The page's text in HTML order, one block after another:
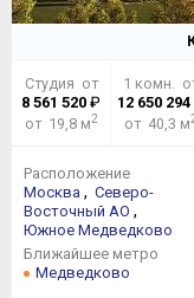
Студия от
8 561 520 ₽
от 19,8 м2
1 комн.
12 650 294
от 40,3 м
Расположение
Москва , Северо-
Восточный АО ,
Южное Медведково
Ближайшее метро
Медведково